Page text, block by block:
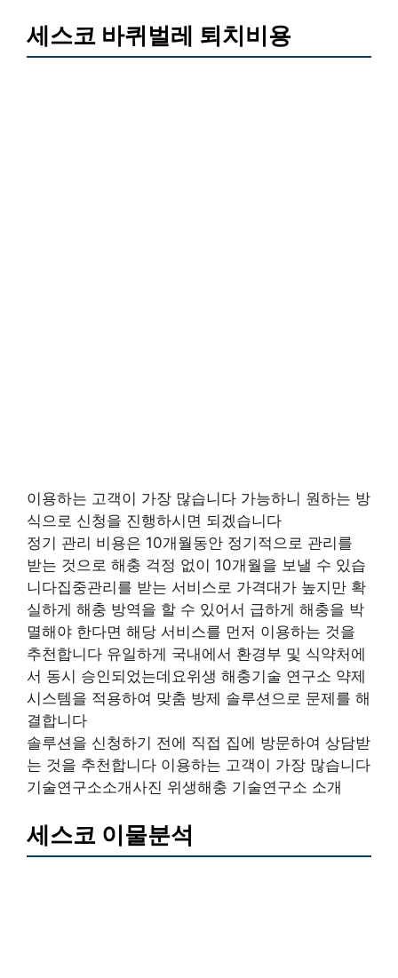
세스코 바퀴벌레 퇴치비용
이용하는 고객이 가장 많습니다 가능하니 원하는 방
식으로 신청을 진행하시면 되겠습니다
정기 관리 비용은 10개월동안 정기적으로 관리를
받는 것으로 해충 걱정 없이 10개월을 보낼 수 있습
니다집중관리를 받는 서비스로 가격대가 높지만 확
실하게 해충 방역을 할 수 있어서 급하게 해충을 박
멸해야 한다면 해당 서비스를 먼저 이용하는 것을
추천합니다 유일하게 국내에서 환경부 및 식약처에
서 동시 승인되었는데요위생 해충기술 연구소 약제
시스템을 적용하여 맞춤 방제 솔루션으로 문제를 해
결합니다
솔루션을 신청하기 전에 직접 집에 방문하여 상담받
는 것을 추천합니다 이용하는 고객이 가장 많습니다
기술연구소소개사진 위생해충 기술연구소 소개
세스코 이물분석